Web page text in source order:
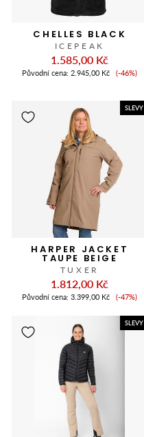
CHELLES BLACK
ICEPEAK
1.585,00 Kč
Původní cena:2.945,00 Kč
Cena
(-46%)
SLEVY
HARPER JACKET
TAUPE BEIGE
TUXER
1.812,00 Kč
Původní cena:3.399,00 Kč
Cena
(-47%)
SLEVY